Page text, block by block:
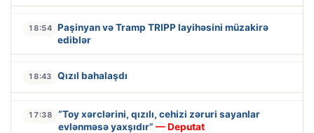
18:54 Paşinyan və Tramp TRIPP layihəsini müzakirə
ediblər
18:43 Qızıl bahalaşdı
17:38
“Toy xərclərini, qızılı, cehizi zəruri sayanlar
evlənməsə yaxşıdır” — Deputat